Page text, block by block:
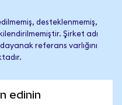
desteklenmemiş,
Şirket adı
referans varlığını
edinin